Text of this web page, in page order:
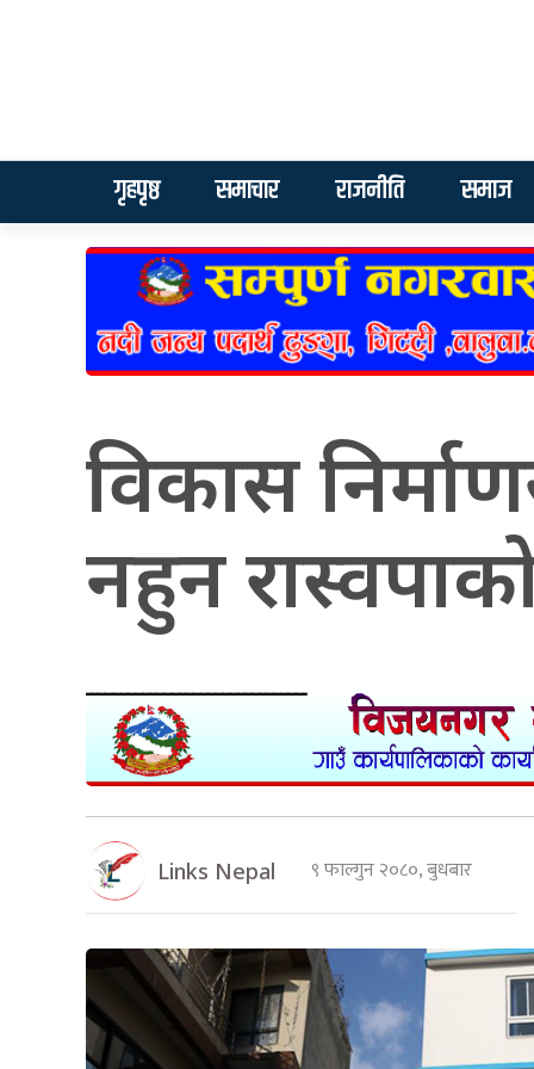
गृहपृष्ठ समाचार राजनीति समाज
विकास
नहुन
Links Nepal ९ फाल्गुन २०८०, बुधबार